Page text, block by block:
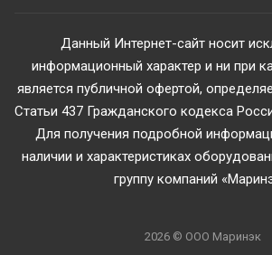
Данный Интернет-сайт носит
информационный характер и ни при
является публичной офертой,
Статьи 437 Гражданского кодекса
Для получения подробной
наличии и характеристиках
группу компаний
2026 © ООО Маринэк